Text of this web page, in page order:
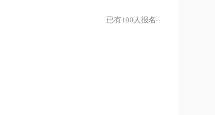
已有100人报名